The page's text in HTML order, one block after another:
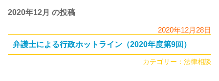
2020年12月 の投稿
2020年12月28日
弁護士による行政ホットライン（2020年度第9回）
カテゴリー： 法律相談